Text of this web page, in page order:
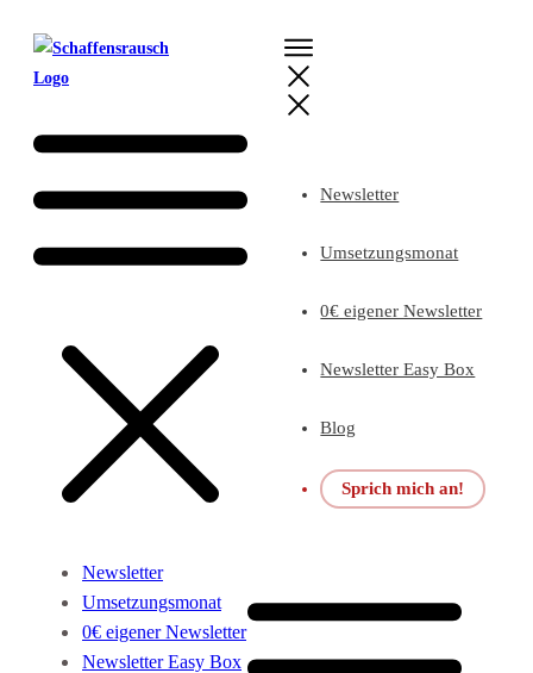
Newsletter
Umsetzungsmonat
0€ eigener Newsletter
Newsletter Easy Box
Blog
Sprich mich an!
Newsletter
Umsetzungsmonat
0€ eigener Newsletter
Newsletter Easy Box